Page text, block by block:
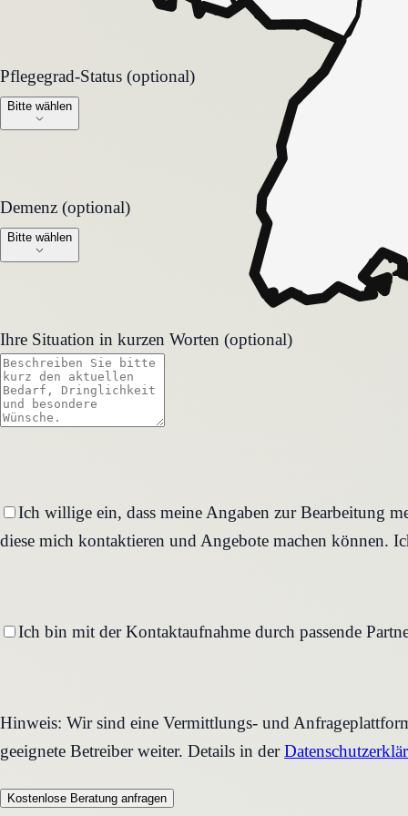
Pflegegrad-Status (optional)
Pflegegrad-Status (optional)
Bitte wählen
Demenz (optional)
Demenz (optional)
Bitte wählen
Ihre Situation in kurzen Worten (optional)
Ich willige ein, dass meine Angaben zur Bearbeitung
diese mich kontaktieren und Angebote machen können.
Ich bin mit der Kontaktaufnahme durch passende
Hinweis: Wir sind eine Vermittlungs- und
geeignete Betreiber weiter. Details in der
Kostenlose Beratung anfragen